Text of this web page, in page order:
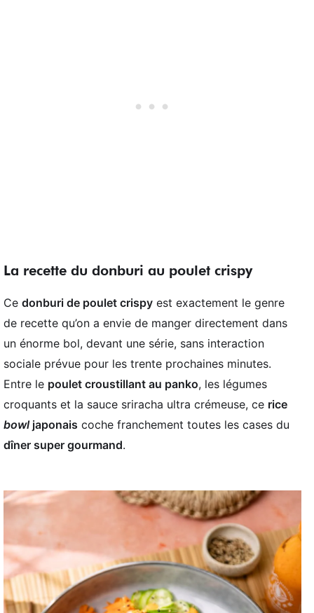
La recette du donburi au poulet crispy
Ce donburi de poulet crispy est exactement le genre
de recette qu’on a envie de manger directement dans
un énorme bol, devant une série, sans interaction
sociale prévue pour les trente prochaines minutes.
Entre le poulet croustillant au panko, les légumes
croquants et la sauce sriracha ultra crémeuse, ce rice
bowljaponais coche franchement toutes les cases du
dîner super gourmand.